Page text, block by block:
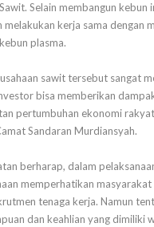
Selain membangun kebun
melakukan kerja sama dengan
plasma.
sawit tersebut sangat
bisa memberikan
pertumbuhan ekonomi
Sandaran Murdiansyah.
berharap, dalam
memperhatikan masyarakat
tenaga kerja. Namun
dan keahlian yang dimiliki